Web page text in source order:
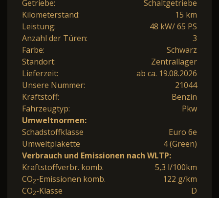
Getriebe:
Schaltgetriebe
Kilometerstand:
15 km
Leistung:
48 kW/ 65 PS
Anzahl der Türen:
3
Farbe:
Schwarz
Standort:
Zentrallager
Lieferzeit:
ab ca. 19.08.2026
Unsere Nummer:
21044
Kraftstoff:
Benzin
Fahrzeugtyp:
Pkw
Umweltnormen:
Schadstoffklasse
Euro 6e
Umweltplakette
4 (Green)
Verbrauch und Emissionen nach WLTP:
Kraftstoffverbr. komb.
5,3 l/100km
CO2-Emissionen komb.
122 g/km
CO2-Klasse D